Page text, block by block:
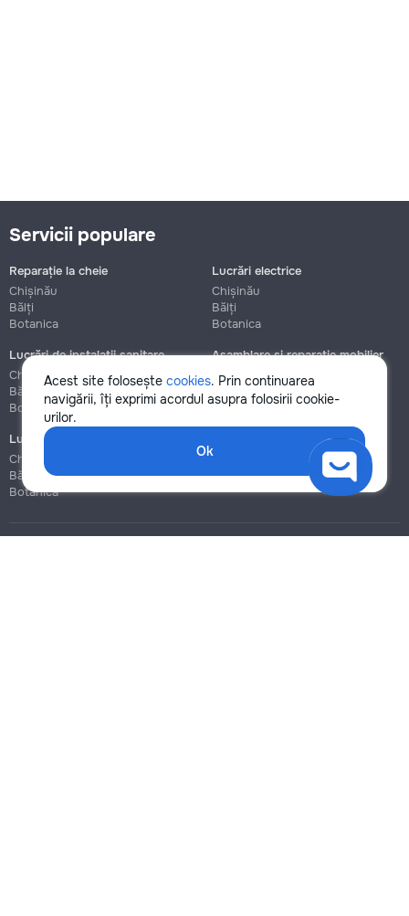
Acest site folosește cookies. Prin continuarea
navigării, îți exprimi acordul asupra folosirii cookie-
urilor.
Ok
Servicii populare
Reparație la cheie
Chișinău
Bălți
Botanica
Lucrări electrice
Chișinău
Bălți
Botanica
Lucrări de instalații sanitare
Chișinău
Bălți
Botanica
Asamblare și reparație mobilier
Chișinău
Botanica
Lucrări de construcție și instalare
Chișinău
Bălți
Botanica